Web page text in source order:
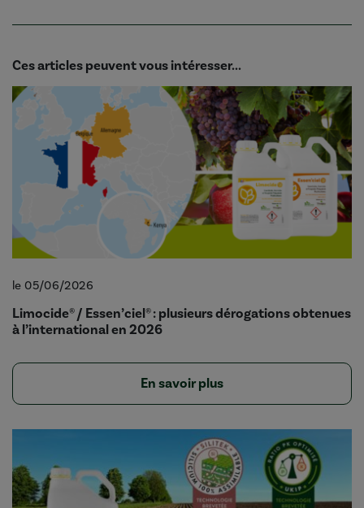
Ces articles peuvent vous intéresser...
le 05/06/2026
Limocide® / Essen’ciel® : plusieurs dérogations obtenues
à l’international en 2026
En savoir plus